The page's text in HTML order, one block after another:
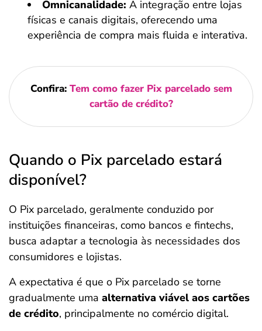
Omnicanalidade: A integração entre lojas
físicas e canais digitais, oferecendo uma
experiência de compra mais fluida e interativa.
Confira: Tem como fazer Pix parcelado sem
cartão de crédito?
Quando o Pix parcelado estará
disponível?
O Pix parcelado, geralmente conduzido por
instituições financeiras, como bancos e fintechs,
busca adaptar a tecnologia às necessidades dos
consumidores e lojistas.
A expectativa é que o Pix parcelado se torne
gradualmente uma alternativa viável aos cartões
de crédito, principalmente no comércio digital.